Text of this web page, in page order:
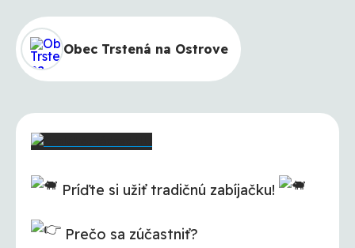
Obec Trstená na Ostrove
Príďte si užiť tradičnú zabíjačku!
Prečo sa zúčastniť?